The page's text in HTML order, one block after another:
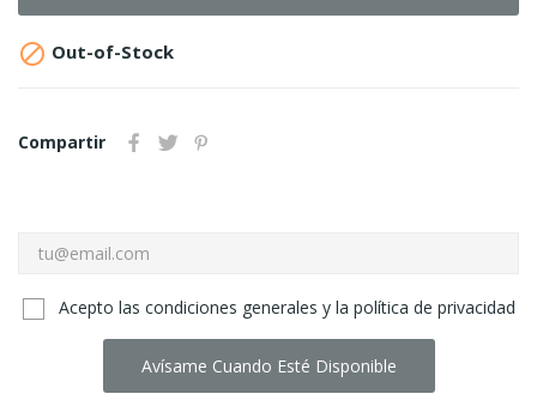
 Out-of-Stock
Compartir
Acepto las condiciones generales y la política de privacidad
Avísame Cuando Esté Disponible